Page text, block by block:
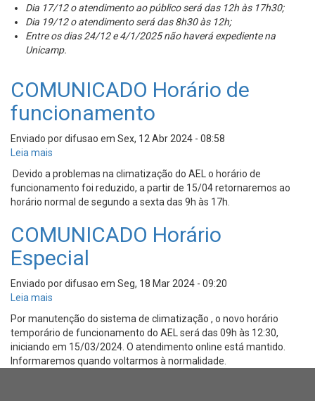
dezembro/2025
Dia 17/12 o atendimento ao público será das 12h às 17h30;
Dia 19/12 o atendimento será das 8h30 às 12h;
Entre os dias 24/12 e 4/1/2025 não haverá expediente na
Unicamp.
COMUNICADO Horário de
funcionamento
Enviado pordifusao em Sex, 12 Abr 2024 - 08:58
Leia mais
Horário
de
funcionamento
Devido a problemas na climatização do AEL o horário de
funcionamento foi reduzido, a partir de 15/04 retornaremos ao
horário normal de segundo a sexta das 9h às 17h.
COMUNICADO Horário
Especial
Enviado pordifusao em Seg, 18 Mar 2024 - 09:20
Leia mais
Horário
Especial
Por manutenção do sistema de climatização , o novo horário
temporário de funcionamento do AEL será das 09h às 12:30,
iniciando em 15/03/2024. O atendimento online está mantido.
Informaremos quando voltarmos à normalidade.